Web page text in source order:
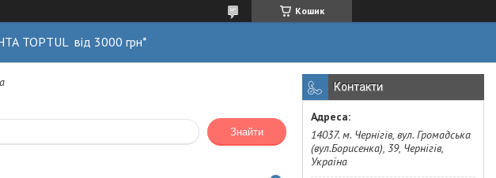
Кошик
TOPTUL від 3000 грн*
Знайти
Контакти
14037. м. Чернігів, вул. Громадська
(вул.Борисенка), 39, Чернігів,
Україна